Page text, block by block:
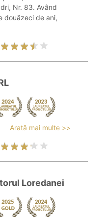
Nr. 83. Având
douăzeci de ani,
Arată mai multe >>
Loredanei